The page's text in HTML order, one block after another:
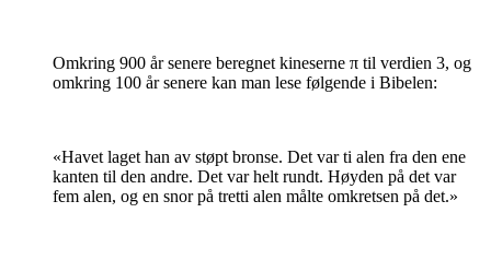
Omkring 900 år senere beregnet kineserne π til verdien 3, og
omkring 100 år senere kan man lese følgende i Bibelen:
«Havet laget han av støpt bronse. Det var ti alen fra den ene
kanten til den andre. Det var helt rundt. Høyden på det var
fem alen, og en snor på tretti alen målte omkretsen på det.»